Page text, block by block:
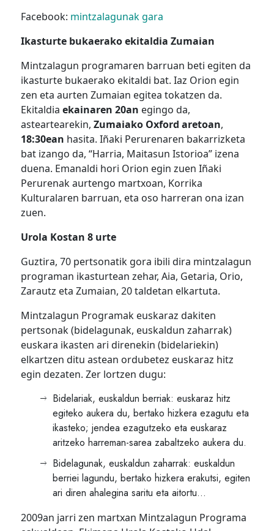
Facebook: mintzalagunak gara
Ikasturte bukaerako ekitaldia Zumaian
Mintzalagun programaren barruan beti egiten da
ikasturte bukaerako ekitaldi bat. Iaz Orion egin
zen eta aurten Zumaian egitea tokatzen da.
Ekitaldiaekainaren 20an egingo da,
asteartearekin,Zumaiako Oxford aretoan,
18:30ean hasita. Iñaki Perurenaren bakarrizketa
bat izango da, “Harria, Maitasun Istorioa” izena
duena. Emanaldi hori Orion egin zuen Iñaki
Perurenak aurtengo martxoan, Korrika
Kulturalaren barruan, eta oso harreran ona izan
zuen.
Urola Kostan 8 urte
Guztira, 70 pertsonatik gora ibili dira mintzalagun
programan ikasturtean zehar, Aia, Getaria, Orio,
Zarautz eta Zumaian, 20 taldetan elkartuta.
Mintzalagun Programak euskaraz dakiten
pertsonak (bidelagunak, euskaldun zaharrak)
euskara ikasten ari direnekin (bidelariekin)
elkartzen ditu astean ordubetez euskaraz hitz
egin dezaten. Zer lortzen dugu:
Bidelariak, euskaldun berriak: euskaraz hitz
egiteko aukera du, bertako hizkera ezagutu eta
ikasteko; jendea ezagutzeko eta euskaraz
aritzeko harreman-sarea zabaltzeko aukera du.
Bidelagunak, euskaldun zaharrak: euskaldun
berriei lagundu, bertako hizkera erakutsi, egiten
ari diren ahalegina saritu eta aitortu…
2009an jarri zen martxan Mintzalagun Programa